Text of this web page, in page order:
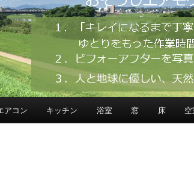
アコン キッチン 浴室 窓 床